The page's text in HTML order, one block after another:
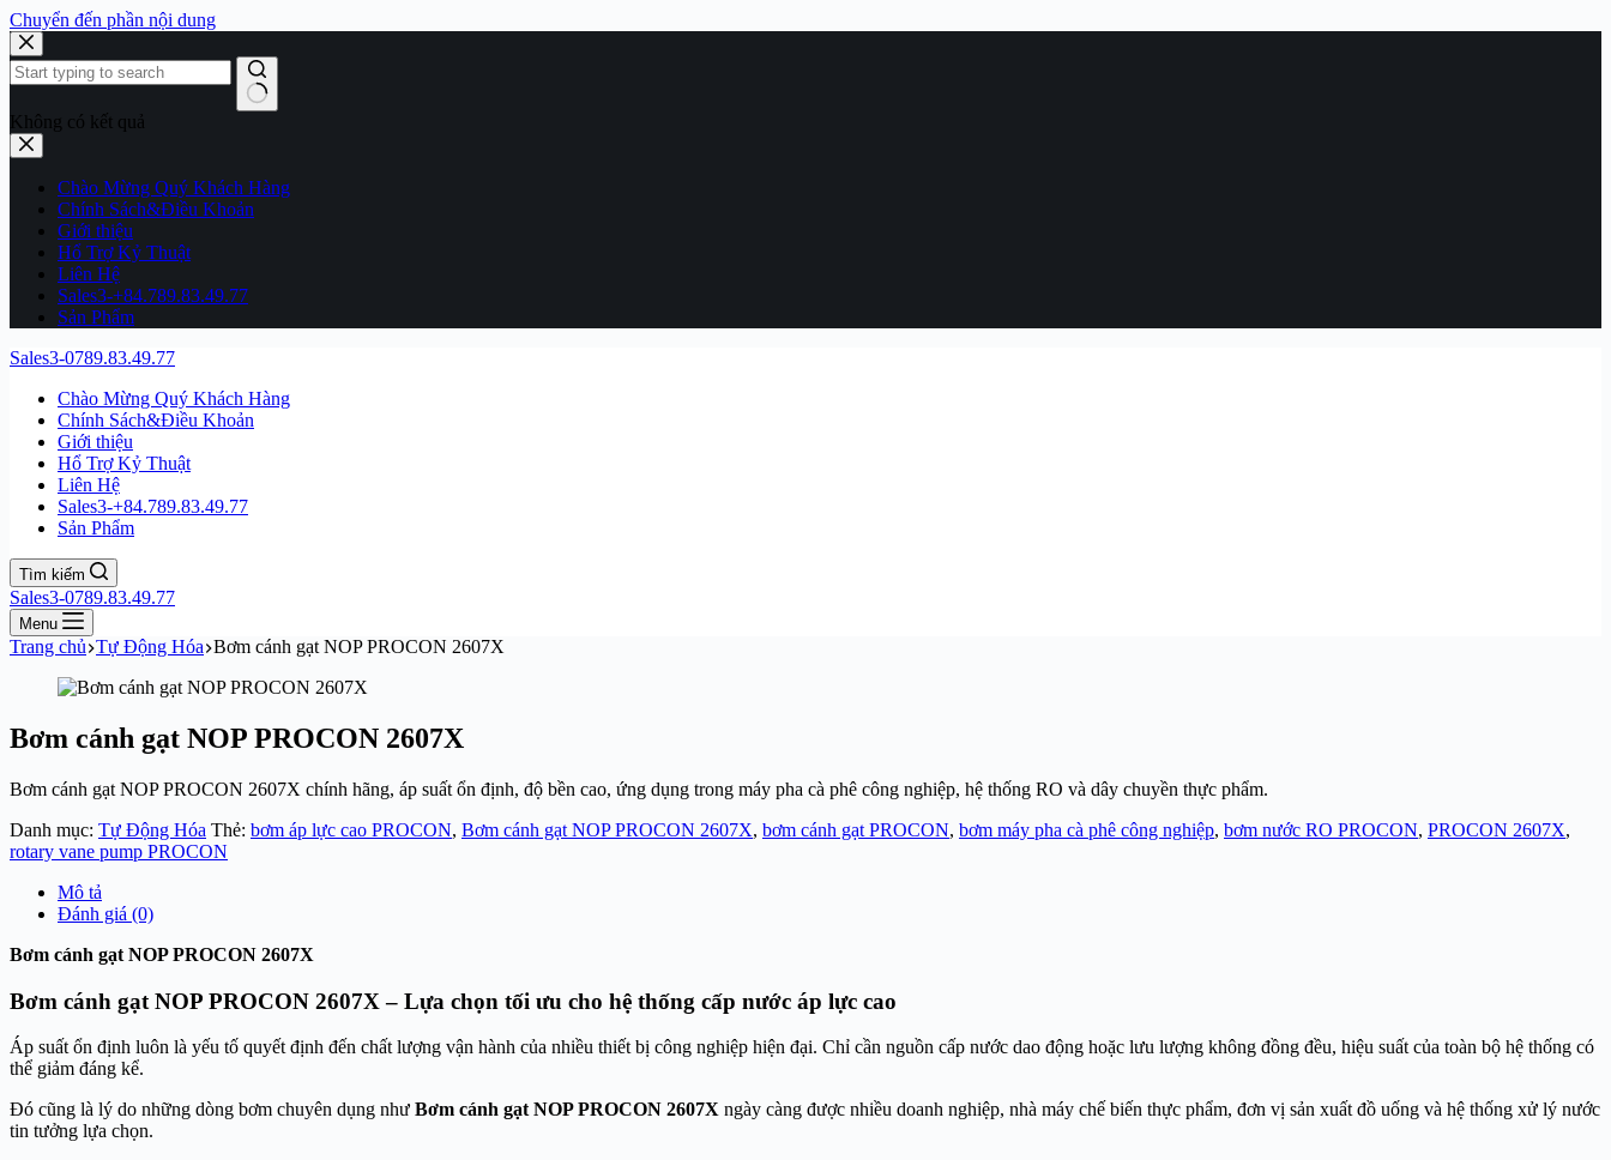
Chuyển đến phần nội dung
Không có kết quả
Chào Mừng Quý Khách Hàng
Chính Sách&Điều Khoản
Giới thiệu
Hổ Trợ Kỷ Thuật
Liên Hệ
Sales3-+84.789.83.49.77
Sản Phẩm
Sales3-0789.83.49.77
Chào Mừng Quý Khách Hàng
Chính Sách&Điều Khoản
Giới thiệu
Hổ Trợ Kỷ Thuật
Liên Hệ
Sales3-+84.789.83.49.77
Sản Phẩm
Tìm kiếm
Sales3-0789.83.49.77
Menu
Trang chủ Tự Động Hóa Bơm cánh gạt NOP PROCON 2607X
Bơm cánh gạt NOP PROCON 2607X
Bơm cánh gạt NOP PROCON 2607X chính hãng, áp suất ổn định, độ bền cao, ứng dụng trong máy pha cà phê công nghiệp, hệ thống RO và dây chuyền thực phẩm.
Danh mục: Tự Động Hóa Thẻ: bơm áp lực cao PROCON, Bơm cánh gạt NOP PROCON 2607X, bơm cánh gạt PROCON, bơm máy pha cà phê công nghiệp, bơm nước RO PROCON, PROCON 2607X,
rotary vane pump PROCON
Mô tả
Đánh giá (0)
Bơm cánh gạt NOP PROCON 2607X
Bơm cánh gạt NOP PROCON 2607X – Lựa chọn tối ưu cho hệ thống cấp nước áp lực cao
Áp suất ổn định luôn là yếu tố quyết định đến chất lượng vận hành của nhiều thiết bị công nghiệp hiện đại. Chỉ cần nguồn cấp nước dao động hoặc lưu lượng không đồng đều, hiệu suất của toàn bộ hệ thống có
thể giảm đáng kể.
Đó cũng là lý do những dòng bơm chuyên dụng như Bơm cánh gạt NOP PROCON 2607X ngày càng được nhiều doanh nghiệp, nhà máy chế biến thực phẩm, đơn vị sản xuất đồ uống và hệ thống xử lý nước
tin tưởng lựa chọn.